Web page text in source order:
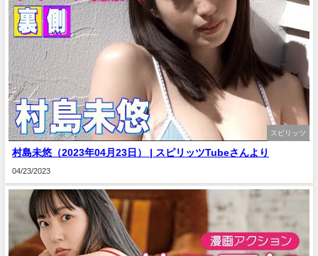
スピリッツ
村島未悠（2023年04月23日） | スピリッツTubeさんより
04/23/2023